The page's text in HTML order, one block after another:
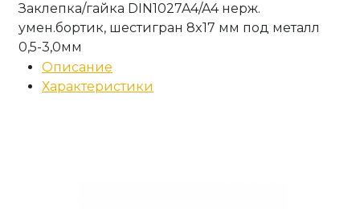
Заклепка/гайка DIN1027A4/A4 нерж.
умен.бортик, шестигран 8x17 мм под металл
0,5-3,0мм
Описание
Характеристики